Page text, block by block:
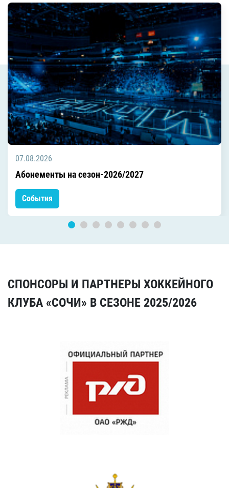
07.08.2026
Абонементы на сезон-2026/2027
События
СПОНСОРЫ И ПАРТНЕРЫ ХОККЕЙНОГО
КЛУБА «СОЧИ» В СЕЗОНЕ 2025/2026